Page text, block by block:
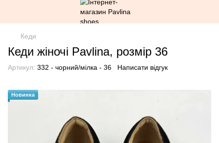
Кеди
Кеди жіночі Pavlina, розмір 36
Артикул: 332 - чорний/мілка - 36 Написати відгук
Новинка